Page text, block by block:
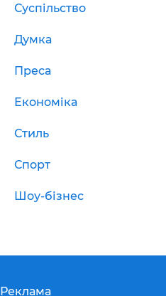
Суспільство
Думка
Преса
Економіка
Стиль
Спорт
Шоу-бізнес
Реклама